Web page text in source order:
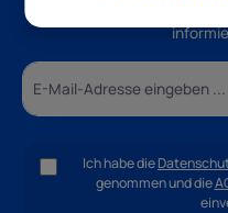
Newsletter, um rechtzeitig
Ich habe die
genommen und die